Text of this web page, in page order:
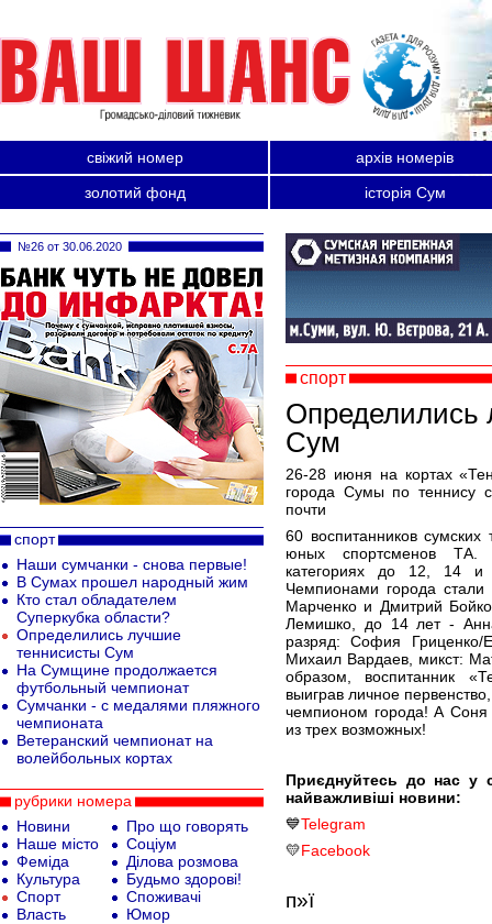
свіжий номер
архів номерів
золотий фонд
історія Сум
спорт
Определились
Сум
26-28 июня на кортах
города Сумы по теннису
почти
60 воспитанников
юных спортсменов ТА.
категориях до 12, 14
Чемпионами города
Марченко и Дмитрий
Лемишко, до 14 лет -
разряд: София Гриценко/
Михаил Вардаев, микст:
образом, воспитанник
выиграв личное
чемпионом города! А Соня
из трех возможных!
Приєднуйтесь до нас у
найважливіші новини:
💙Telegram
💛Facebook
п»ї
№26 от 30.06.2020
спорт
Наши сумчанки - снова первые!
В Сумах прошел народный жим
Кто стал обладателем
Суперкубка области?
Определились лучшие
теннисисты Сум
На Сумщине продолжается
футбольный чемпионат
Сумчанки - с медалями пляжного
чемпионата
Ветеранский чемпионат на
волейбольных кортах
рубрики номера
Новини
Наше місто
Феміда
Культура
Спорт
Власть
Про що говорять
Соціум
Ділова розмова
Будьмо здорові!
Споживачі
Юмор